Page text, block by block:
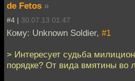
de Fetos »
#4 | 30.07.13 01:47
Кому: Unknown Soldier, #1
> Интересует судьба
порядке? От вида вмятины во